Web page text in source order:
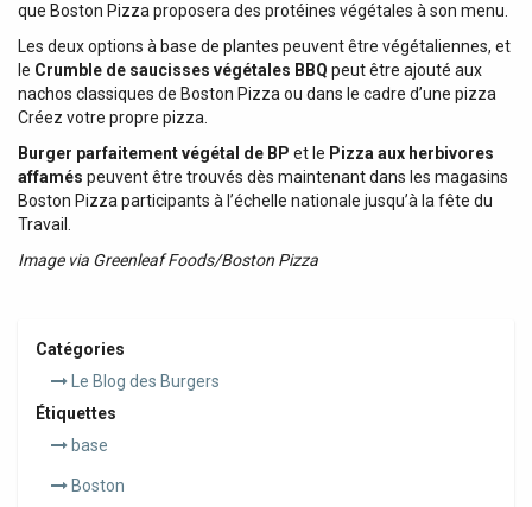
que Boston Pizza proposera des protéines végétales à son menu.
Les deux options à base de plantes peuvent être végétaliennes, et
le Crumble de saucisses végétales BBQ peut être ajouté aux
nachos classiques de Boston Pizza ou dans le cadre d’une pizza
Créez votre propre pizza.
Burger parfaitement végétal de BP et le Pizza aux herbivores
affamés peuvent être trouvés dès maintenant dans les magasins
Boston Pizza participants à l’échelle nationale jusqu’à la fête du
Travail.
Image via Greenleaf Foods/Boston Pizza
Catégories
Le Blog des Burgers
Étiquettes
base
Boston